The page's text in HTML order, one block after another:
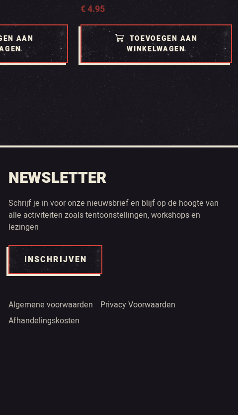
AAN
€4.95
TOEVOEGEN AAN
WINKELWAGEN
NEWSLETTER
Schrijf je in voor onze nieuwsbrief en blijf op de hoogte van
alle activiteiten zoals tentoonstellingen, workshops en
lezingen
INSCHRIJVEN
Algemene voorwaarden
Privacy Voorwaarden
Afhandelingskosten